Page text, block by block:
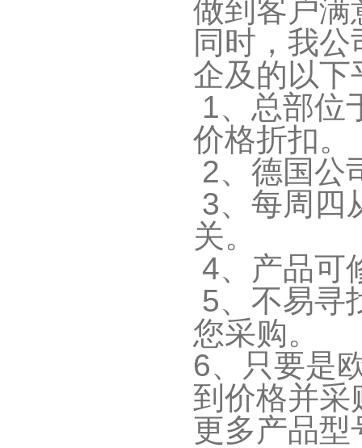
做到客户满
同时，我
企及的以下
1、总部位
价格折扣。
2、德国公
3、每周四
关。
4、产品可
5、不易寻
您采购。
6、只要是
到价格并采
更多产品型